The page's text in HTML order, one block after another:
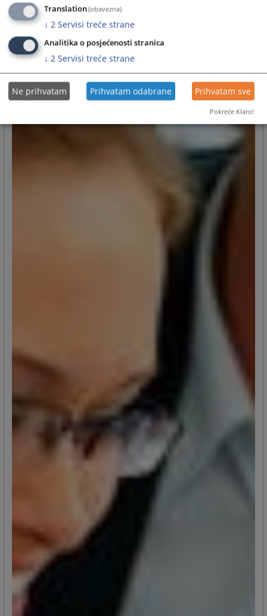
Translation(obavezna)
↓ 2 Servisi treće strane
Analitika o posjećenosti stranica
↓ 2 Servisi treće strane
Ne prihvatam Prihvatam odabrane Prihvatam sve
Pokreće Klaro!